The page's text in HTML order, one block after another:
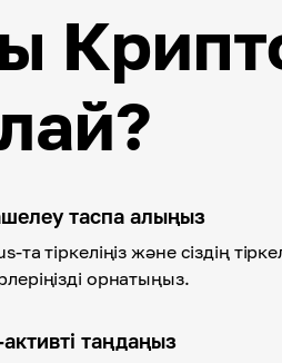
таспа алыңыз
та тіркеліңіз және сіздің
орнатыңыз.
таңдаңыз